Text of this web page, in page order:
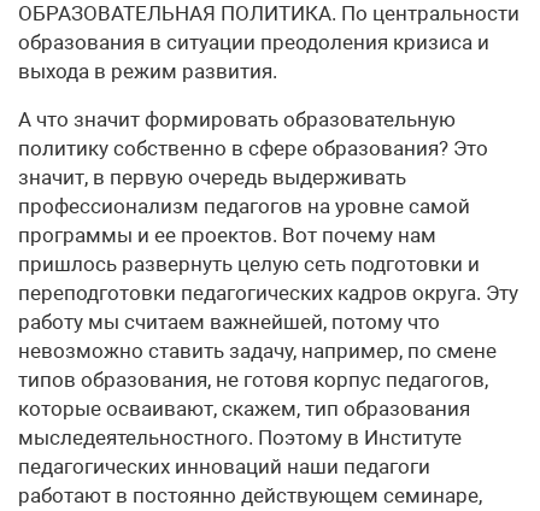
ОБРАЗОВАТЕЛЬНАЯ ПОЛИТИКА. По центральности
образования в ситуации преодоления кризиса и
выхода в режим развития.
А что значит формировать образовательную
политику собственно в сфере образования? Это
значит, в первую очередь выдерживать
профессионализм педагогов на уровне самой
программы и ее проектов. Вот почему нам
пришлось развернуть целую сеть подготовки и
переподготовки педагогических кадров округа. Эту
работу мы считаем важнейшей, потому что
невозможно ставить задачу, например, по смене
типов образования, не готовя корпус педагогов,
которые осваивают, скажем, тип образования
мыследеятельностного. Поэтому в Институте
педагогических инноваций наши педагоги
работают в постоянно действующем семинаре,